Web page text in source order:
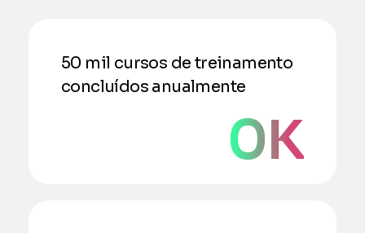
50 mil cursos de treinamento
concluídos anualmente
0K